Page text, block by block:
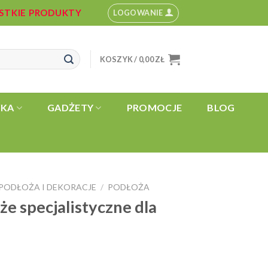
PRODUKTY LOGOWANIE
KOSZYK / 0,00ZŁ
GADŻETY PROMOCJE BLOG
I DEKORACJE / PODŁOŻA
specjalistyczne dla